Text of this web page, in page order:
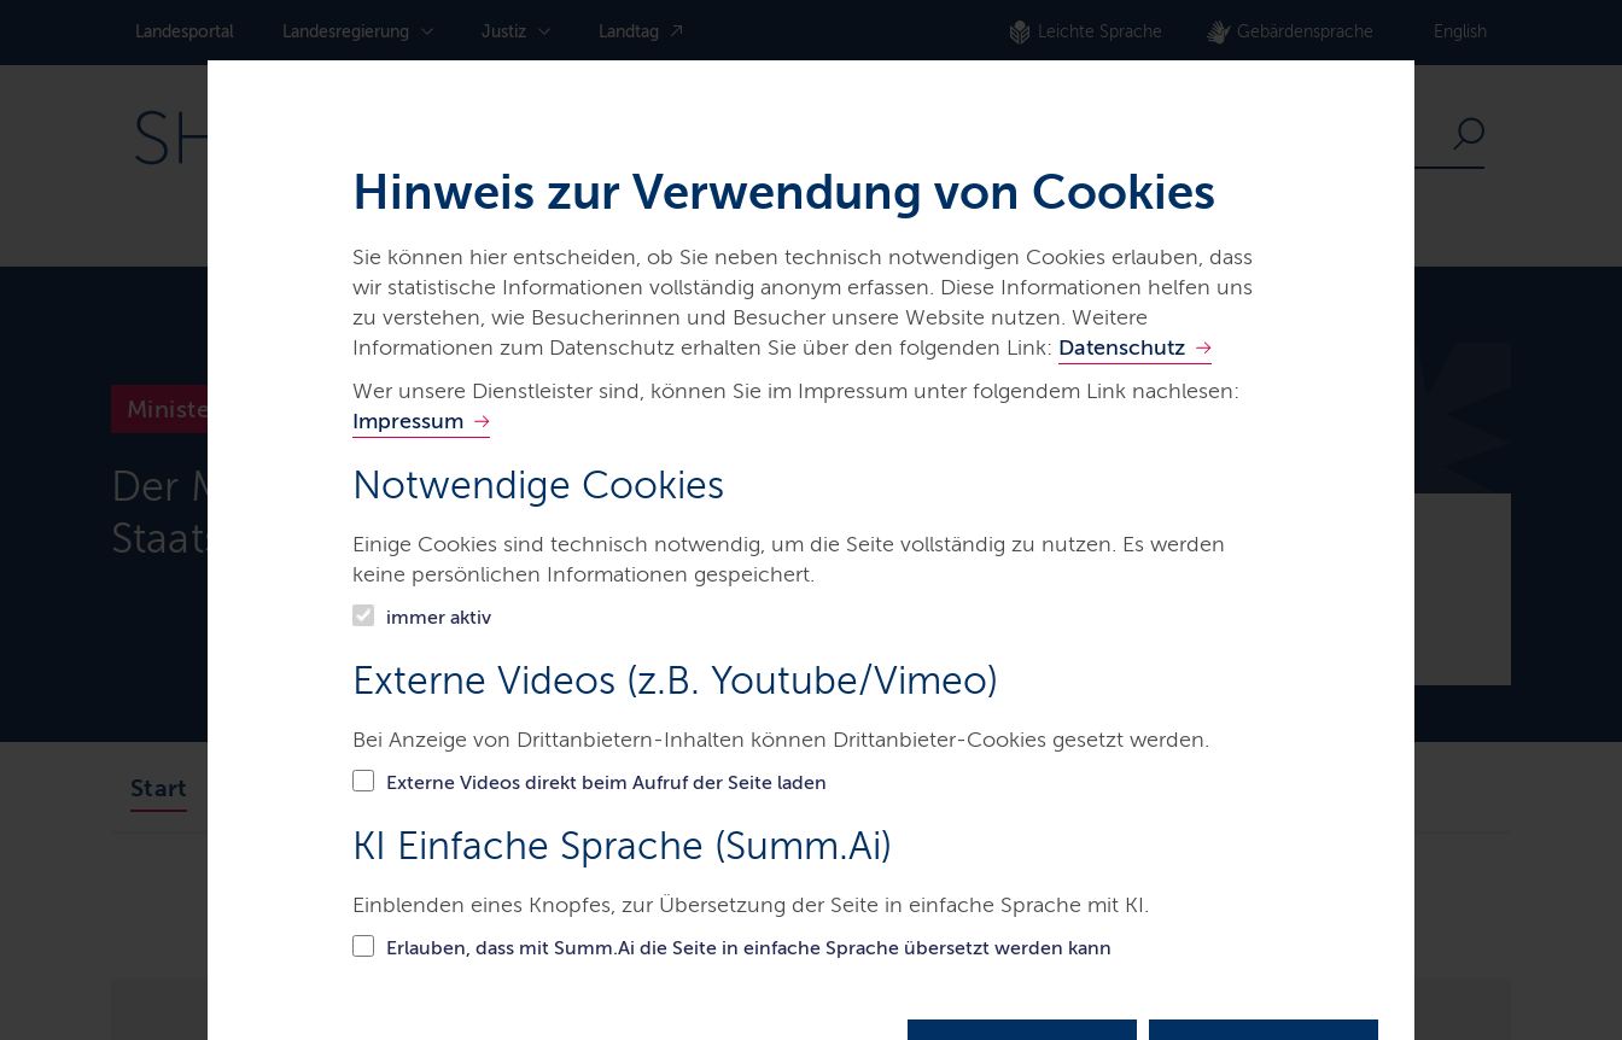
Hinweis zur Verwendung von Cookies
Sie können hier entscheiden, ob Sie neben technisch notwendigen Cookies erlauben, dass
wir statistische Informationen vollständig anonym erfassen. Diese Informationen helfen uns
zu verstehen, wie Besucherinnen und Besucher unsere Website nutzen. Weitere
Informationen zum Datenschutz erhalten Sie über den folgenden Link: Datenschutz
Wer unsere Dienstleister sind, können Sie im Impressum unter folgendem Link nachlesen:
Impressum
Notwendige Cookies
Einige Cookies sind technisch notwendig, um die Seite vollständig zu nutzen. Es werden
keine persönlichen Informationen gespeichert.
immer aktiv
Externe Videos (z.B. Youtube/Vimeo)
Bei Anzeige von Drittanbietern-Inhalten können Drittanbieter-Cookies gesetzt werden.
Externe Videos direkt beim Aufruf der Seite laden
KI Einfache Sprache (Summ.Ai)
Einblenden eines Knopfes, zur Übersetzung der Seite in einfache Sprache mit KI.
Erlauben, dass mit Summ.Ai die Seite in einfache Sprache übersetzt werden kann
Landes­portal Landes­regierung Justiz Landtag Leichte Sprache Gebärdensprache English
Der Ministerpräsident -
Staatskanzlei
Ministerien & Behörden
Start Ministerpräsident Staatskanzlei Themen Presse
Der Ministerpräsident - Staatskanzlei